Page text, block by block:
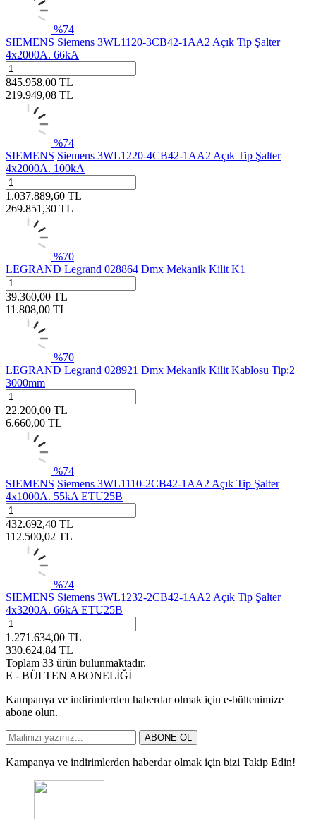
%74
SIEMENS Siemens 3WL1120-3CB42-1AA2 Açık Tip Şalter
4x2000A. 66kA
845.958,00 TL
219.949,08 TL
%74
SIEMENS Siemens 3WL1220-4CB42-1AA2 Açık Tip Şalter
4x2000A. 100kA
1.037.889,60 TL
269.851,30 TL
%70
LEGRAND Legrand 028864 Dmx Mekanik Kilit K1
39.360,00 TL
11.808,00 TL
%70
LEGRAND Legrand 028921 Dmx Mekanik Kilit Kablosu Tip:2
3000mm
22.200,00 TL
6.660,00 TL
%74
SIEMENS Siemens 3WL1110-2CB42-1AA2 Açık Tip Şalter
4x1000A. 55kA ETU25B
432.692,40 TL
112.500,02 TL
%74
SIEMENS Siemens 3WL1232-2CB42-1AA2 Açık Tip Şalter
4x3200A. 66kA ETU25B
1.271.634,00 TL
330.624,84 TL
Toplam 33 ürün bulunmaktadır.
E - BÜLTEN ABONELİĞİ
Kampanya ve indirimlerden haberdar olmak için e-bültenimize
abone olun.
ABONE OL
Kampanya ve indirimlerden haberdar olmak için bizi Takip Edin!